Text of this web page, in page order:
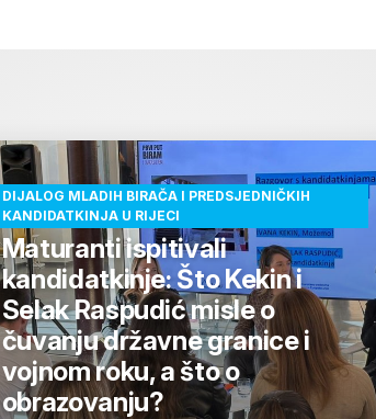
DIJALOG MLADIH BIRAČA I PREDSJEDNIČKIH
KANDIDATKINJA U RIJECI
Maturanti ispitivali
kandidatkinje: Što Kekin i
Selak Raspudić misle o
čuvanju državne granice i
vojnom roku, a što o
obrazovanju?